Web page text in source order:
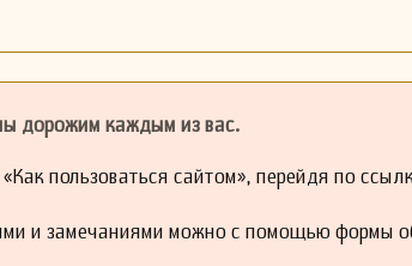
дорожим каждым из вас.
пользоваться сайтом», перейдя по
и замечаниями можно с помощью формы